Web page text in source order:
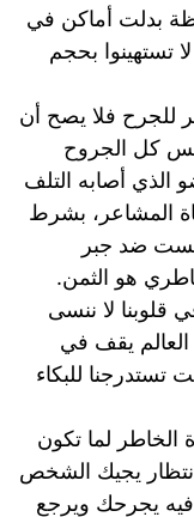
بدلت أماكن في
تستهينوا بحجم
للجرح فلا يصح أن
كل الجروح
الذي أصابه التلف
المشاعر، بشرط
ضد جبر
هو الثمن.
قلوبنا لا ننسى
العالم يقف في
تستدرجنا للبكاء
لما تكون
يجيك الشخص
يجرحك ويرجع